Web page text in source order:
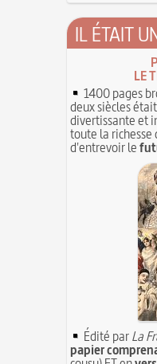
IL ÉTAIT
LE
1400 pages
deux siècles
divertissante et
toute la richesse
d'entrevoir le
Édité parLa
papier